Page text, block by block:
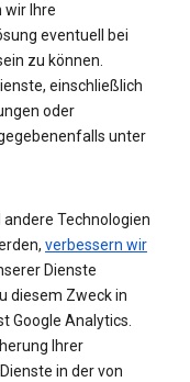
wir Ihre
eventuell bei
zu können.
einschließlich
oder
unter
Technologien
verbessern wir
Dienste
diesem Zweck in
Google Analytics.
Ihrer
in der von